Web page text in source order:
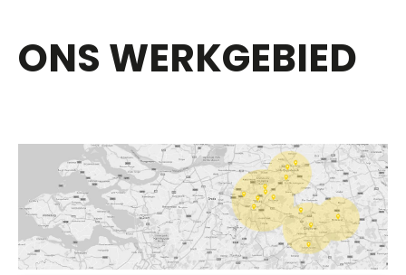
ONS WERKGEBIED